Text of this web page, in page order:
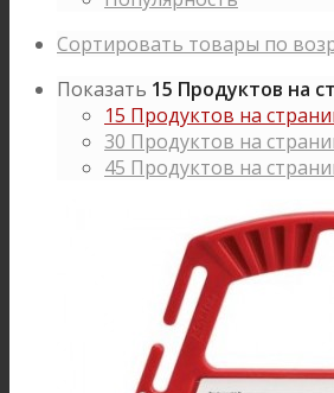
Сортировать товары по
Показать 15 Продуктов на
15 Продуктов на
30 Продуктов на
45 Продуктов на